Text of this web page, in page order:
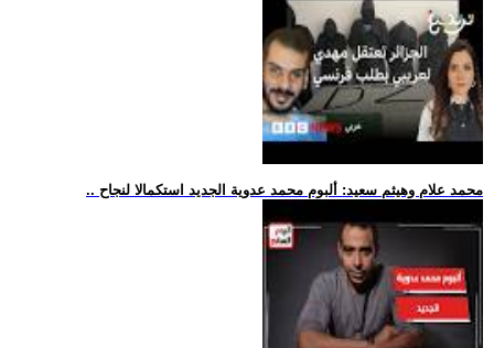
.. محمد علام وهيثم سعيد: ألبوم محمد عدوية الجديد استكمالا لنجاح